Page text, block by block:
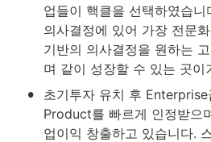
업들이 핵클을 선택하였습
의사결정에 있어 가장 전문
기반의 의사결정을 원하는
며 같이 성장할 수 있는 곳이
•
초기투자 유치 후 Enterprise
Product를 빠르게 인정받으
업이익 창출하고 있습니다.